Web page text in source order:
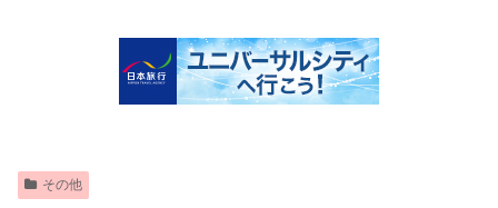
その他